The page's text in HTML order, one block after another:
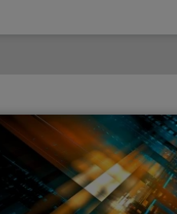
a tenere il passo. Nel 2025,
sull'intelligenza
per rispondere alle
in tempo reale.